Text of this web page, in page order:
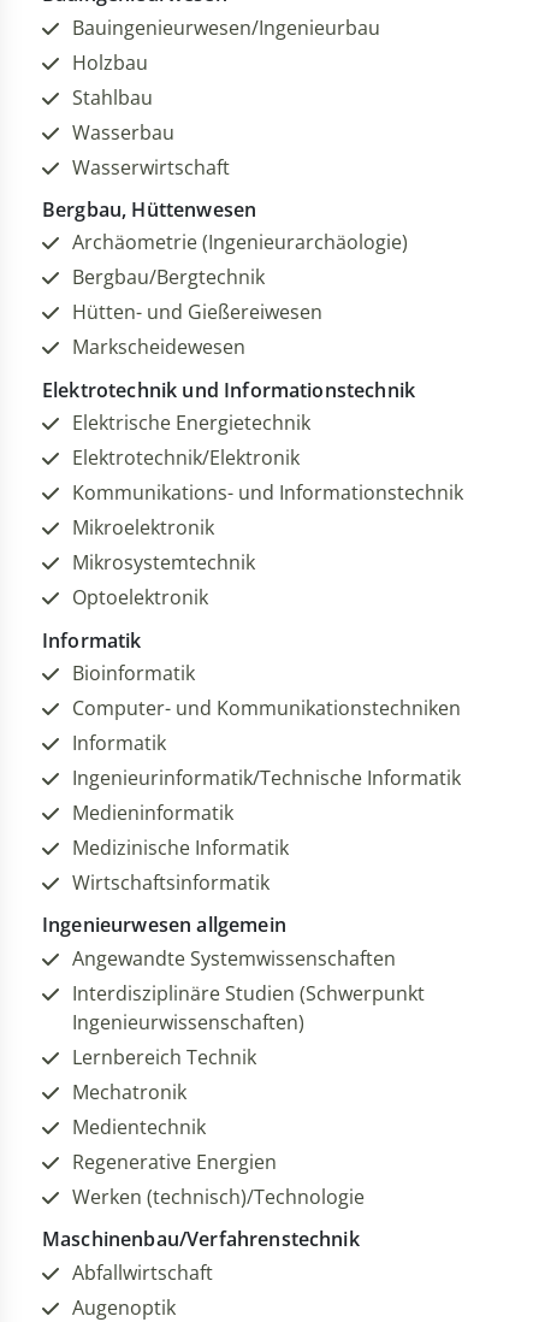
Bauingenieurwesen/Ingenieurbau
Holzbau
Stahlbau
Wasserbau
Wasserwirtschaft
Bergbau, Hüttenwesen
Archäometrie (Ingenieurarchäologie)
Bergbau/Bergtechnik
Hütten- und Gießereiwesen
Markscheidewesen
Elektrotechnik und Informationstechnik
Elektrische Energietechnik
Elektrotechnik/Elektronik
Kommunikations- und Informationstechnik
Mikroelektronik
Mikrosystemtechnik
Optoelektronik
Informatik
Bioinformatik
Computer- und Kommunikationstechniken
Informatik
Ingenieurinformatik/Technische Informatik
Medieninformatik
Medizinische Informatik
Wirtschaftsinformatik
Ingenieurwesen allgemein
Angewandte Systemwissenschaften
Interdisziplinäre Studien (Schwerpunkt
Ingenieurwissenschaften)
Lernbereich Technik
Mechatronik
Medientechnik
Regenerative Energien
Werken (technisch)/Technologie
Maschinenbau/Verfahrenstechnik
Abfallwirtschaft
Augenoptik